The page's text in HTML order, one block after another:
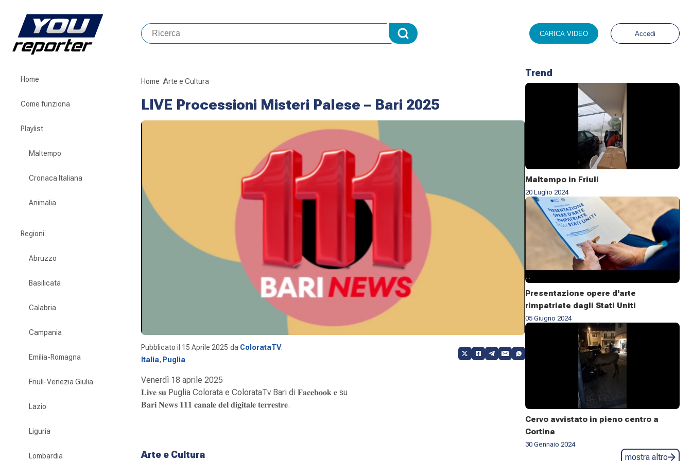
CARICA VIDEO Accedi
Home
Come funziona
Playlist
Maltempo
Cronaca Italiana
Animalia
Regioni
Abruzzo
Basilicata
Calabria
Campania
Emilia-Romagna
Friuli-Venezia Giulia
Lazio
Liguria
Lombardia
Home Arte e Cultura
LIVE Processioni Misteri Palese – Bari 2025
Pubblicato il 15 Aprile 2025 da ColorataTV.
Italia, Puglia
Venerdì 18 aprile 2025
𝐋𝐢𝐯𝐞 𝐬𝐮 Puglia Colorata e ColorataTv Bari di 𝐅𝐚𝐜𝐞𝐛𝐨𝐨𝐤 𝐞 su
𝐁𝐚𝐫𝐢 𝐍𝐞𝐰𝐬 𝟏𝟏𝟏 𝐜𝐚𝐧𝐚𝐥𝐞 𝐝𝐞𝐥 𝐝𝐢𝐠𝐢𝐭𝐚𝐥𝐞 𝐭𝐞𝐫𝐫𝐞𝐬𝐭𝐫𝐞.
Trend
Maltempo in Friuli
20 Luglio 2024
Presentazione opere d'arte
rimpatriate dagli Stati Uniti
05 Giugno 2024
Cervo avvistato in pieno centro a
Cortina
30 Gennaio 2024
Arte e Cultura mostra altro